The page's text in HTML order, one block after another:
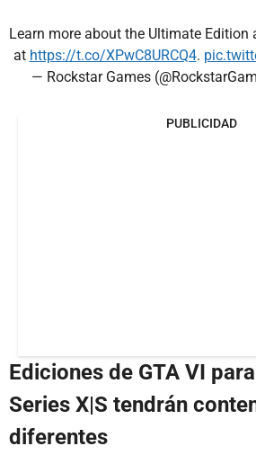
Learn more about the Ultimate Edition
at https://t.co/XPwC8URCQ4.
— Rockstar Games
PUBLICIDAD
Ediciones de GTA VI
Series X|S tendrán
diferentes